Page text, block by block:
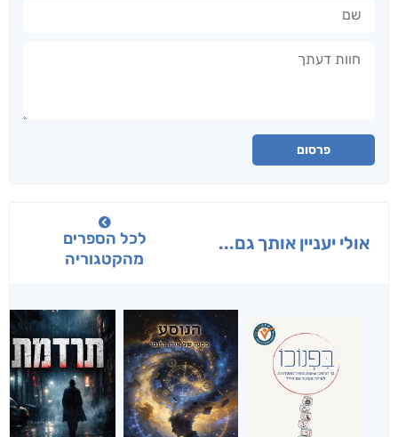
פרסום
אולי יעניין אותך גם...
לכל הספרים
מהקטגוריה